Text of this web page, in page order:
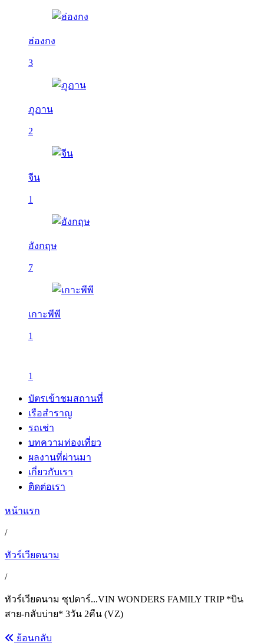
ฮ่องกง
3
ภูฏาน
2
จีน
1
อังกฤษ
7
เกาะพีพี
1
1
บัตรเข้าชมสถานที่
เรือสำราญ
รถเช่า
บทความท่องเที่ยว
ผลงานที่ผ่านมา
เกี่ยวกับเรา
ติดต่อเรา
หน้าแรก
/
ทัวร์เวียดนาม
/
ทัวร์เวียดนาม ซุปตาร์...VIN WONDERS FAMILY TRIP *บิน
สาย-กลับบ่าย* 3วัน 2คืน (VZ)
ย้อนกลับ